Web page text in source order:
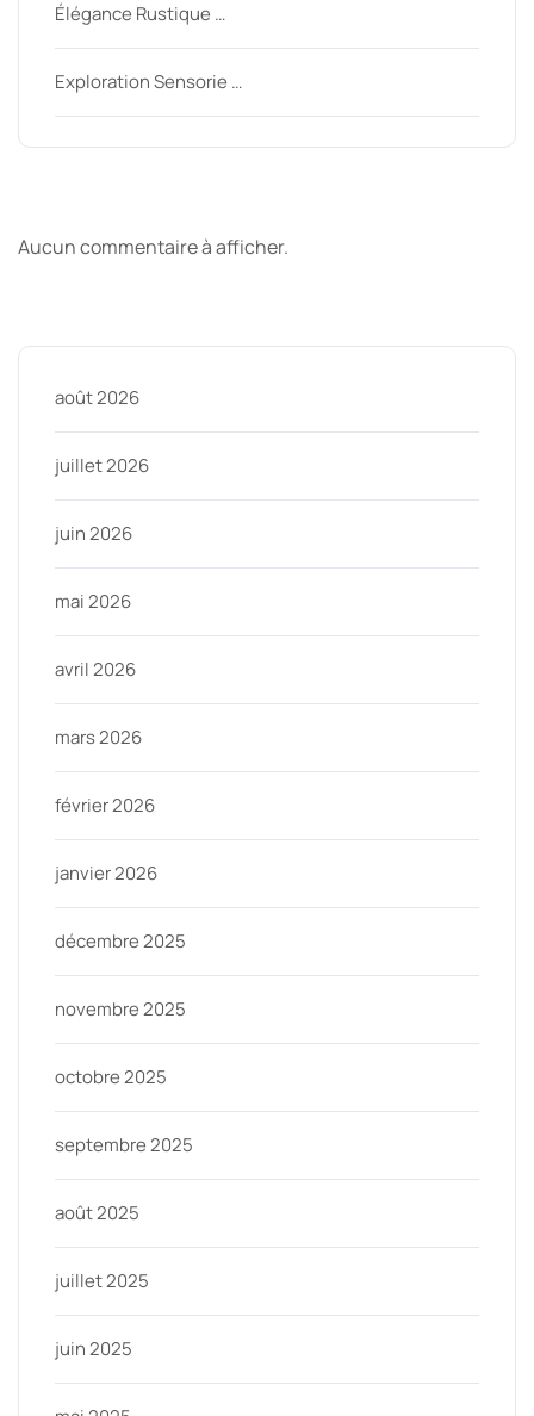
Élégance Rustique …
Exploration Sensorie …
Aucun commentaire à afficher.
août 2026
juillet 2026
juin 2026
mai 2026
avril 2026
mars 2026
février 2026
janvier 2026
décembre 2025
novembre 2025
octobre 2025
septembre 2025
août 2025
juillet 2025
juin 2025